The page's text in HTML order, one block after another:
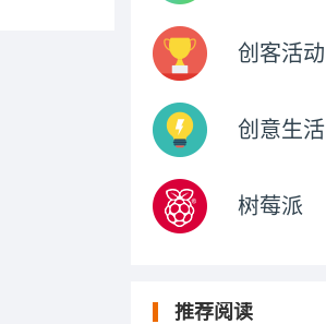
创客活动
创意生活
树莓派
推荐阅读